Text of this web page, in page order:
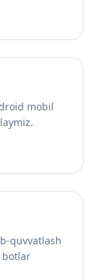
mobil
quvvatlash
botlar